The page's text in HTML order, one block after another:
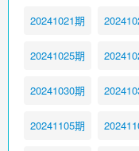
20241021期
20241025期
20241030期
20241105期